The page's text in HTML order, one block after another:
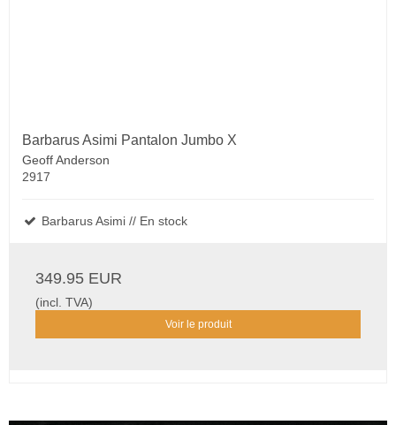
Barbarus Asimi Pantalon Jumbo X
Geoff Anderson
2917
Barbarus Asimi // En stock
349.95 EUR
(incl. TVA)
Voir le produit